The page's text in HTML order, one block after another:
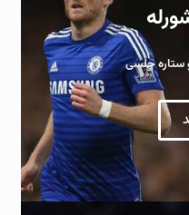
ستاره چلسی